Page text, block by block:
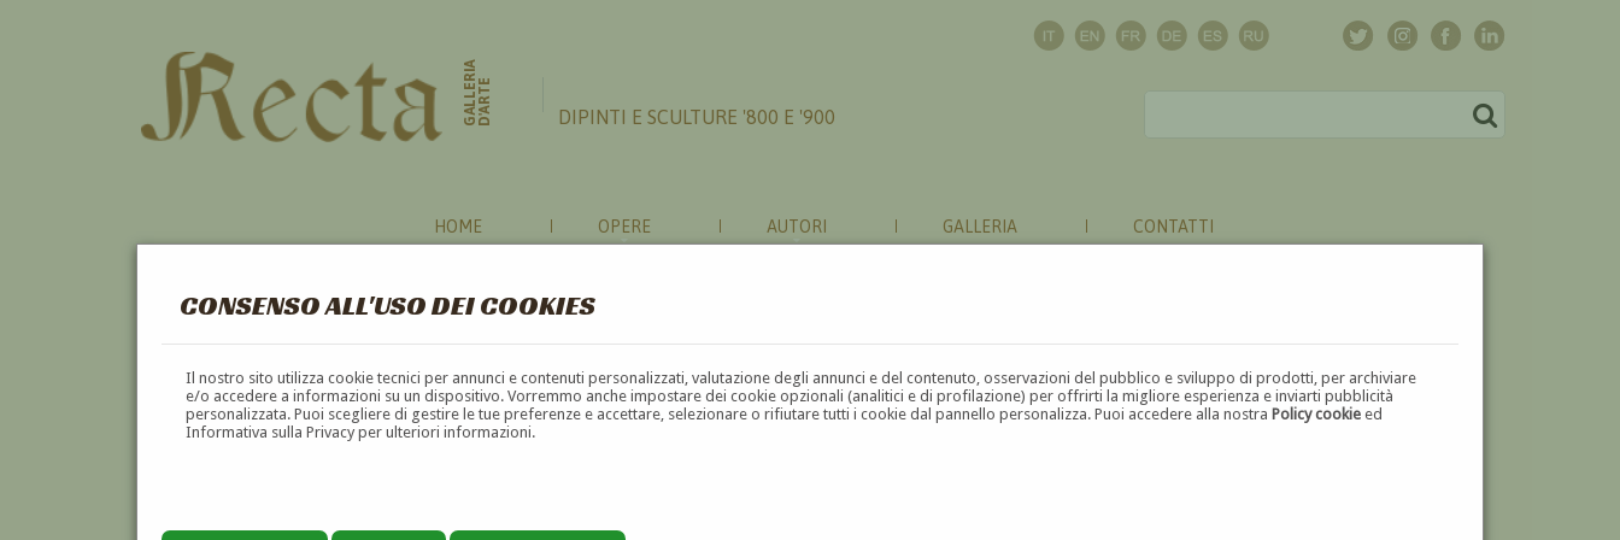
CONSENSO ALL'USO DEI COOKIES
Il nostro sito utilizza cookie tecnici per annunci e contenuti personalizzati, valutazione degli annunci e del contenuto, osservazioni del pubblico e sviluppo di prodotti, per archiviare
e/o accedere a informazioni su un dispositivo. Vorremmo anche impostare dei cookie opzionali (analitici e di profilazione) per offrirti la migliore esperienza e inviarti pubblicità
personalizzata. Puoi scegliere di gestire le tue preferenze e accettare, selezionare o rifiutare tutti i cookie dal pannello personalizza. Puoi accedere alla nostraPolicy cookie ed
Informativa sulla Privacy per ulteriori informazioni.
GALLERIAD'ARTE DIPINTI E SCULTURE '800 E '900
HOME OPERE AUTORI GALLERIA CONTATTI
PERGAMENA
A B C D E F G H I J K L M N O P Q R S T U V W X Y Z ⬅